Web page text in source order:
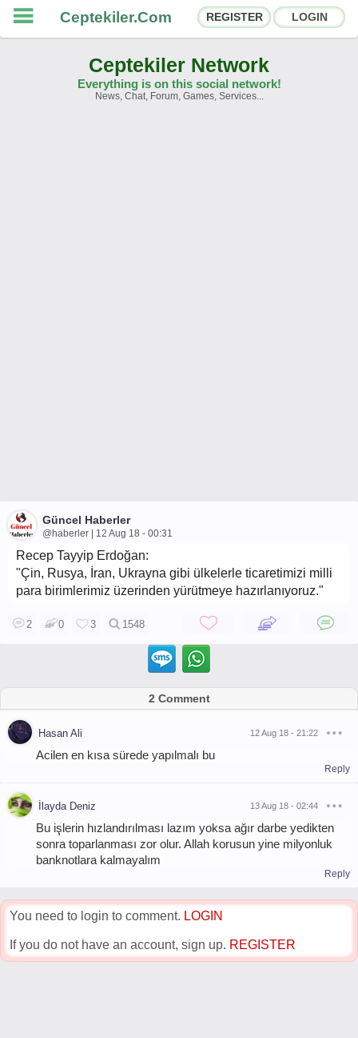
Ceptekiler.Com REGISTER LOGIN
Ceptekiler Network
Everything is on this social network!
News, Chat, Forum, Games, Services...
Güncel Haberler
@haberler | 12 Aug 18 - 00:31
Recep Tayyip Erdoğan:
"Çin, Rusya, İran, Ukrayna gibi ülkelerle ticaretimizi milli
para birimlerimiz üzerinden yürütmeye hazırlanıyoruz."
2 0 3 1548
2 Comment
Hasan Ali 12 Aug 18 - 21:22
Acilen en kısa sürede yapılmalı bu
Reply
İlayda Deniz 13 Aug 18 - 02:44
Bu işlerin hızlandırılması lazım yoksa ağır darbe yedikten
sonra toparlanması zor olur. Allah korusun yine milyonluk
banknotlara kalmayalım
Reply
You need to login to comment. LOGIN
If you do not have an account, sign up. REGISTER